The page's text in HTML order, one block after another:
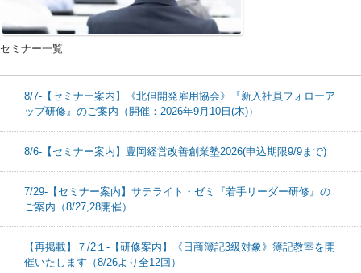
セミナー一覧
8/7-【セミナー案内】《北但開発雇用協会》『新入社員フォローア
ップ研修』のご案内（開催：2026年9月10日(木)）
8/6-【セミナー案内】豊岡経営改善創業塾2026(申込期限9/9まで)
7/29-【セミナー案内】サテライト・ゼミ『若手リーダー研修』の
ご案内（8/27,28開催）
【再掲載】７/2１-【研修案内】《日商簿記3級対象》簿記教室を開
催いたします（8/26より全12回）